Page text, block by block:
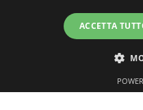
ACCETTA